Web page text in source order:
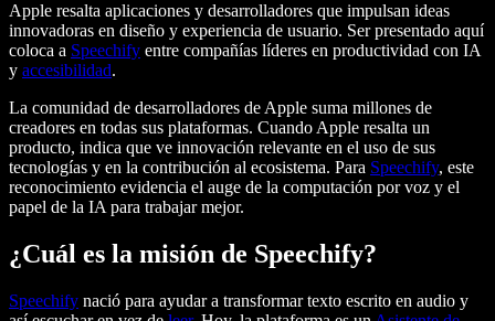
Apple resalta aplicaciones y desarrolladores que impulsan ideas
innovadoras en diseño y experiencia de usuario. Ser presentado aquí
coloca a Speechify entre compañías líderes en productividad con IA
y accesibilidad.
La comunidad de desarrolladores de Apple suma millones de
creadores en todas sus plataformas. Cuando Apple resalta un
producto, indica que ve innovación relevante en el uso de sus
tecnologías y en la contribución al ecosistema. Para Speechify, este
reconocimiento evidencia el auge de la computación por voz y el
papel de la IA para trabajar mejor.
¿Cuál es la misión de Speechify?
Speechify nació para ayudar a transformar texto escrito en audio y